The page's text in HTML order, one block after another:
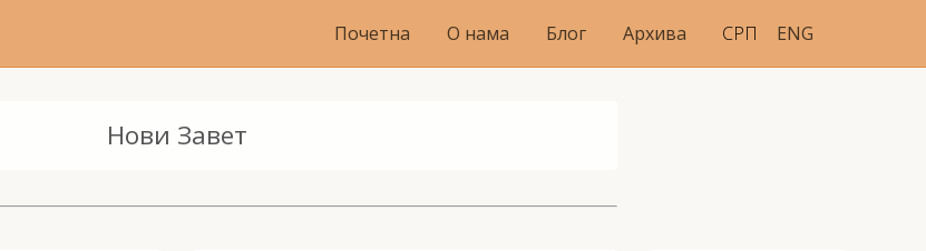
Почетна О нама Блог Архива СРП ENG
Нови Завет